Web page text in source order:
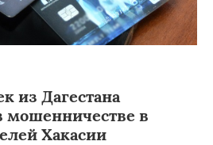
из Дагестана
мошенничестве в
Хакасии